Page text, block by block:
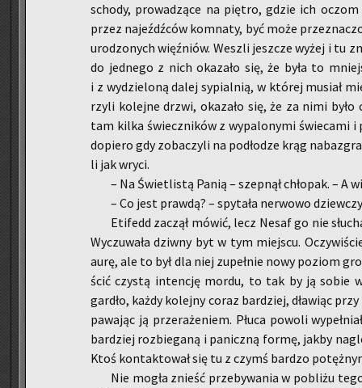
scho­dy, pro­wa­dzą­ce na pię­tro, gdzie ich
przez na­jeźdź­ców kom­na­ty, być może
uro­dzo­nych więź­niów. We­szli jesz­cze wyżej i tu
do jed­ne­go z nich oka­za­ło się, że była to
i z wy­dzie­lo­ną dalej sy­pial­nią, w któ­rej mu­siał
rzy­li ko­lej­ne drzwi, oka­za­ło się, że za nimi było
tam kilka świecz­ni­ków z wy­pa­lo­ny­mi świe­ca­mi i
do­pie­ro gdy zo­ba­czy­li na pod­ło­dze krąg
li jak wryci.
– Na Świe­tli­stą Panią – szep­nął chło­pak. – A
– Co jest praw­dą? – spy­ta­ła ner­wo­wo
Eti­fedd za­czął mówić, lecz Nesaf go nie
Wy­czu­wa­ła dziw­ny byt w tym miej­scu.
aurę, ale to był dla niej zu­peł­nie nowy po­ziom
ścić czy­stą in­ten­cję mordu, to tak by ją sobie
gar­dło, każdy ko­lej­ny coraz bar­dziej, dła­wiąc
pa­wa­jąc ją prze­ra­że­niem. Płuca po­wo­li
bar­dziej roz­bie­ga­ną i pa­nicz­ną formę, jakby
Ktoś kon­tak­to­wał się tu z czymś bar­dzo
Nie mogła znieść prze­by­wa­nia w po­bli­żu